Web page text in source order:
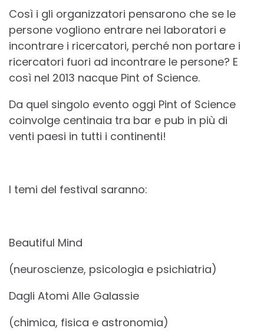
Così i gli organizzatori pensarono che se le
persone vogliono entrare nei laboratori e
incontrare i ricercatori, perché non portare i
ricercatori fuori ad incontrare le persone? E
così nel 2013 nacque Pint of Science.
Da quel singolo evento oggi Pint of Science
coinvolge centinaia tra bar e pub in più di
venti paesi in tutti i continenti!
I temi del festival saranno:
Beautiful Mind
(neuroscienze, psicologia e psichiatria)
Dagli Atomi Alle Galassie
(chimica, fisica e astronomia)